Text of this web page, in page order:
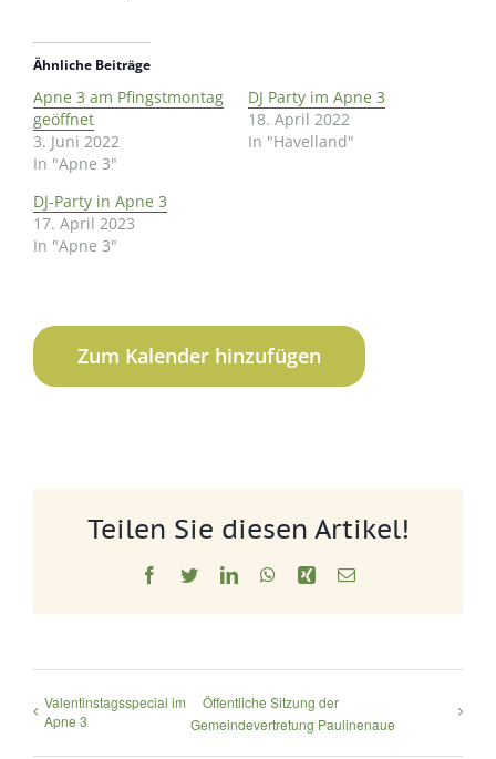
Ähnliche Beiträge
Apne 3 am Pfingstmontag
geöffnet
3. Juni 2022
In "Apne 3"
DJ Party im Apne 3
18. April 2022
In "Havelland"
DJ-Party in Apne 3
17. April 2023
In "Apne 3"
Zum Kalender hinzufügen
Teilen Sie diesen Artikel!
Facebook
TwitterLinkedInWhatsApp
Xing E-
Valentinstagsspecial im
Apne 3
Öffentliche Sitzung der
Gemeindevertretung Paulinenaue